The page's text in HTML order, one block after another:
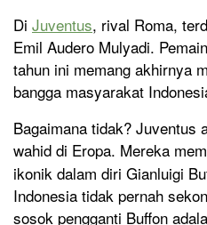
Di Juventus, rival Roma,
Emil Audero Mulyadi.
tahun ini memang akhirnya
bangga masyarakat
Bagaimana tidak? Juventus
wahid di Eropa. Mereka
ikonik dalam diri Gianluigi
Indonesia tidak pernah
sosok pengganti Buffon